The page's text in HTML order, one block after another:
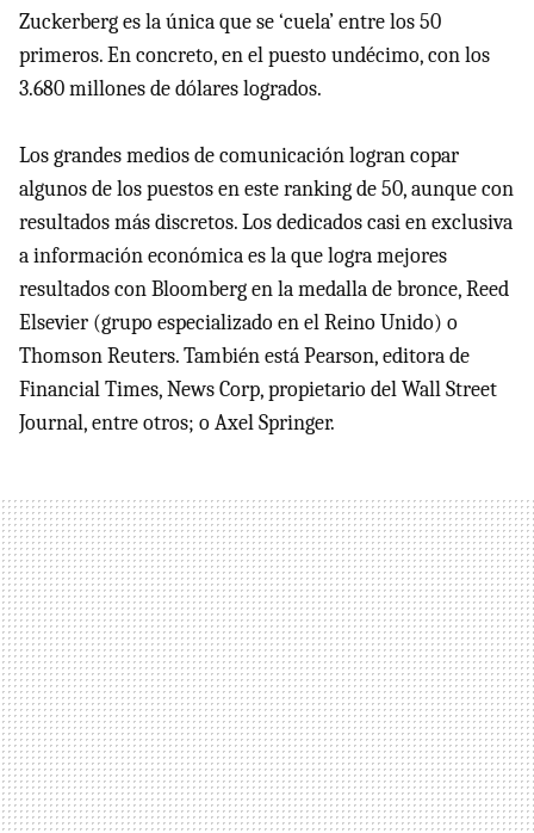
Zuckerberg es la única que se ‘cuela’ entre los 50
primeros. En concreto, en el puesto undécimo, con los
3.680 millones de dólares logrados.
Los grandes medios de comunicación logran copar
algunos de los puestos en este ranking de 50, aunque con
resultados más discretos. Los dedicados casi en exclusiva
a información económica es la que logra mejores
resultados con Bloomberg en la medalla de bronce, Reed
Elsevier (grupo especializado en el Reino Unido) o
Thomson Reuters. También está Pearson, editora de
Financial Times, News Corp, propietario del Wall Street
Journal, entre otros; o Axel Springer.